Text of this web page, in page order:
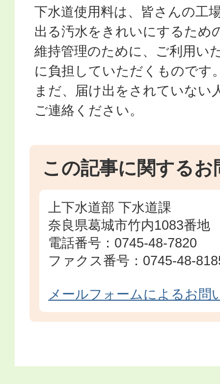
下水道使用料は、皆さんの工
出る汚水をきれいにするため
維持管理のために、ご利用い
に負担していただくものです
まだ、届け出をされていない
ご連絡ください。
この記事に関するお
上下水道部 下水道課
奈良県葛城市竹内1083番地
電話番号：0745-48-7820
ファクス番号：0745-48-
メールフォームによるお問